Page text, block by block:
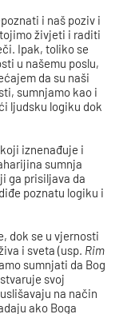
i naš poziv i
živjeti i raditi
Ipak, toliko se
u našemu poslu,
da su naši
sumnjamo kao i
ljudsku logiku dok
iznenađuje i
sumnja
ga prisiljava da
poznatu logiku i
dok se u vjernosti
i sveta (usp. Rim
sumnjati da Bog
svoj
na način
ako Boga